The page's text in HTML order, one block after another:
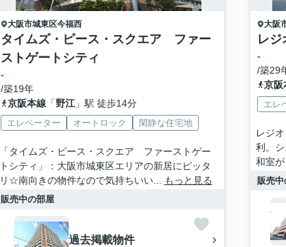
大阪市城東区今福西
タイムズ・ピース・スクエア ファー
ストゲートシティ
-
/築19年
京阪本線「野江」駅 徒歩14分
エレベーター オートロック 閑静な住宅地
「タイムズ・ピース・スクエア ファーストゲー
トシティ」：大阪市城東区エリアの新居にピッタ
リ☆南向きの物件なので気持ちいい...
もっと見る
販売中の部屋
過去掲載物件
大阪
レジ
-
/築29
京阪
エレ
レジ
利。
和室
販売中